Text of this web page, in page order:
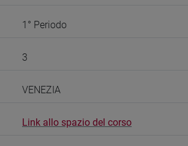
1° Periodo
3
VENEZIA
Link allo spazio del corso